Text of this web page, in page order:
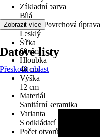
Základní barva
Bílá
Povrch/Povrchová úprava
Lesklý
Šířka
60 cm
Hloubka
48 cm
Výška
12 cm
Materiál
Sanitární keramika
Varianta
S odkládací plochou
Počet otvorů na kohout
Zobrazit více
Datové listy
Přeskočit oblast